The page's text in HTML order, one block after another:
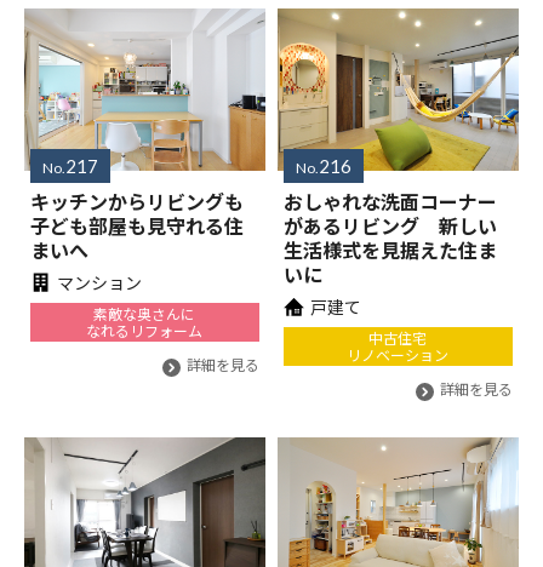
No.217
キッチンからリビングも
子ども部屋も見守れる住
まいへ
マンション
素敵な奥さんに
なれるリフォーム
詳細を見る
No.216
おしゃれな洗面コーナー
があるリビング 新しい
生活様式を見据えた住ま
いに
戸建て
中古住宅
リノベーション
詳細を見る